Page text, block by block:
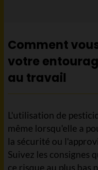
Comment
votre
au travail
L'utilisation de
même lorsqu'elle a
la sécurité ou
Suivez les consignes
ce risque au plus bas